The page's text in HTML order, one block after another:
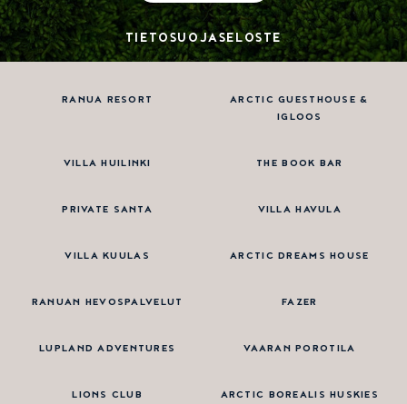
TIETOSUOJASELOSTE
RANUA RESORT
ARCTIC GUESTHOUSE &
IGLOOS
VILLA HUILINKI THE BOOK BAR
PRIVATE SANTA VILLA HAVULA
VILLA KUULAS ARCTIC DREAMS HOUSE
RANUAN HEVOSPALVELUT FAZER
LUPLAND ADVENTURES VAARAN POROTILA
LIONS CLUB ARCTIC BOREALIS HUSKIES